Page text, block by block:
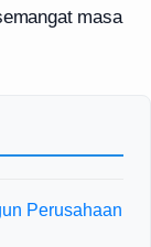
masa
Perusahaan